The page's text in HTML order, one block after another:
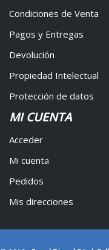
Condiciones de Venta
Pagos y Entregas
Devolución
Propiedad Intelectual
Protección de datos
MI CUENTA
Acceder
Mi cuenta
Pedidos
Mis direcciones